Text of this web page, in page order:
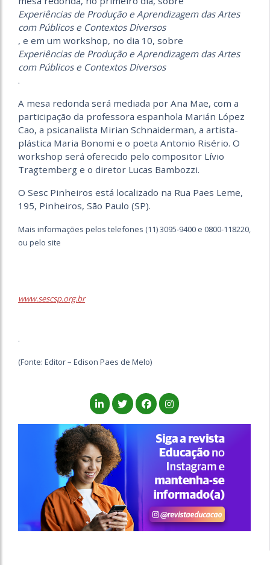
Experiências de Produção e Aprendizagem das Artes
com Públicos e Contextos Diversos
, e em um workshop, no dia 10, sobre
Experiências de Produção e Aprendizagem das Artes
com Públicos e Contextos Diversos
.
A mesa redonda será mediada por Ana Mae, com a
participação da professora espanhola Marián López
Cao, a psicanalista Mirian Schnaiderman, a artista-
plástica Maria Bonomi e o poeta Antonio Risério. O
workshop será oferecido pelo compositor Lívio
Tragtemberg e o diretor Lucas Bambozzi.
O Sesc Pinheiros está localizado na Rua Paes Leme,
195, Pinheiros, São Paulo (SP).
Mais informações pelos telefones (11) 3095-9400 e 0800-118220,
ou pelo site
www.sescsp.org.br
.
(Fonte: Editor – Edison Paes de Melo)